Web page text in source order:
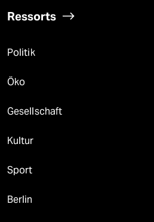
Ressorts
Politik
Öko
Gesellschaft
Kultur
Sport
Berlin